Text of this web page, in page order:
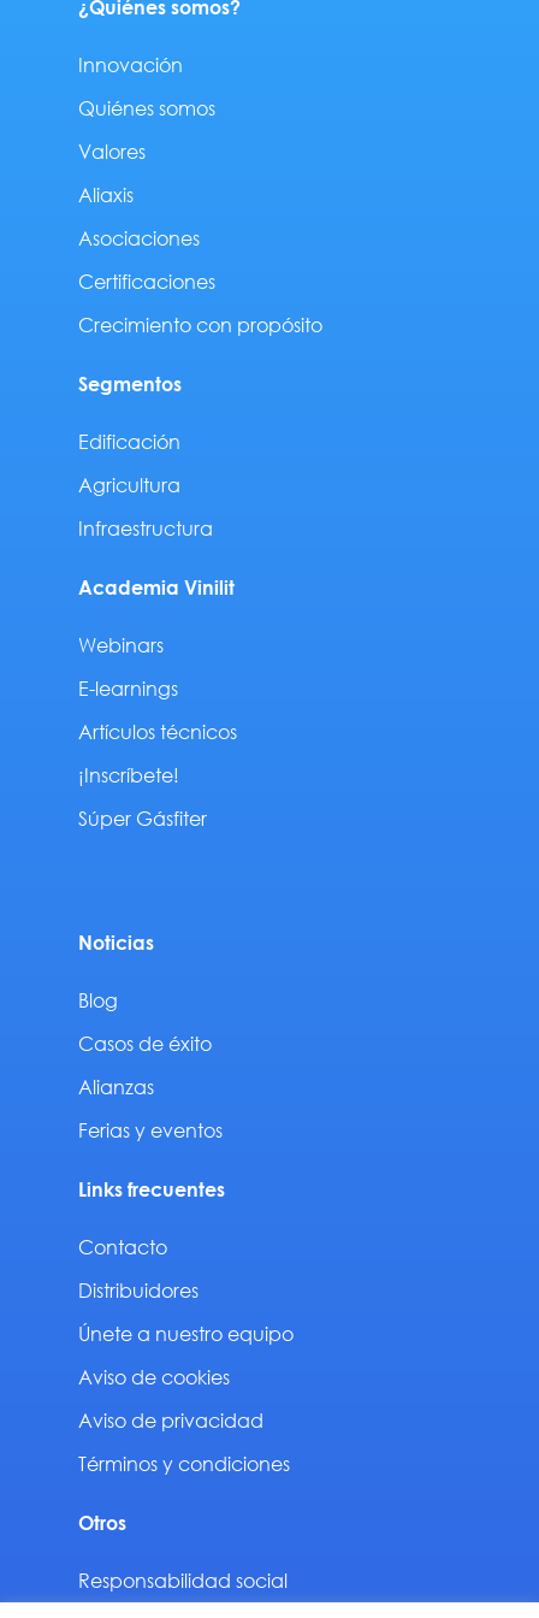
¿Quiénes somos?
Innovación
Quiénes somos
Valores
Aliaxis
Asociaciones
Certificaciones
Crecimiento con propósito
Segmentos
Edificación
Agricultura
Infraestructura
Academia Vinilit
Webinars
E-learnings
Artículos técnicos
¡Inscríbete!
Súper Gásfiter
Noticias
Blog
Casos de éxito
Alianzas
Ferias y eventos
Links frecuentes
Contacto
Distribuidores
Únete a nuestro equipo
Aviso de cookies
Aviso de privacidad
Términos y condiciones
Otros
Responsabilidad social